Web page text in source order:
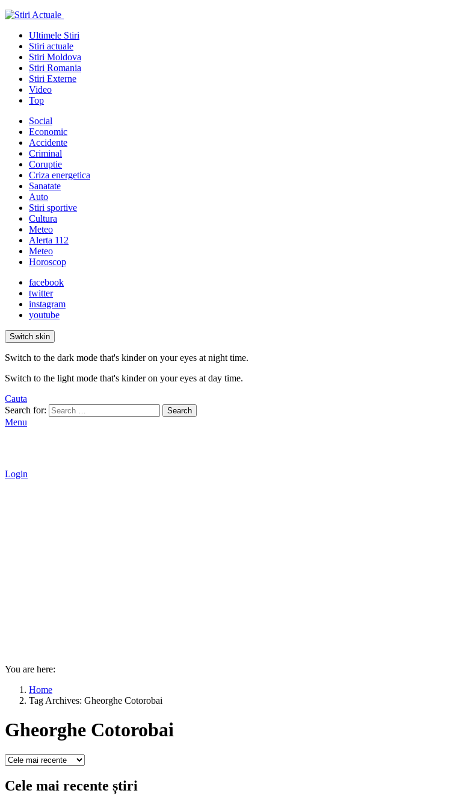
Ultimele Stiri
Stiri actuale
Stiri Moldova
Stiri Romania
Stiri Externe
Video
Top
Social
Economic
Accidente
Criminal
Coruptie
Criza energetica
Sanatate
Auto
Stiri sportive
Cultura
Meteo
Alerta 112
Meteo
Horoscop
facebook
twitter
instagram
youtube
Switch skin
Switch to the dark mode that's kinder on your eyes at night time.
Switch to the light mode that's kinder on your eyes at day time.
Cauta
Search for:
Search
Menu
Login
You are here:
Home
Tag Archives: Gheorghe Cotorobai
Gheorghe Cotorobai
Cele mai recente știri